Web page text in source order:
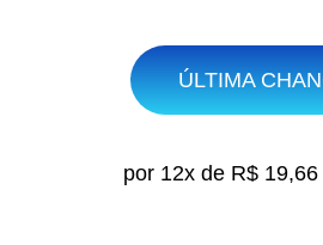
ÚLTIMA
por 12x de R$